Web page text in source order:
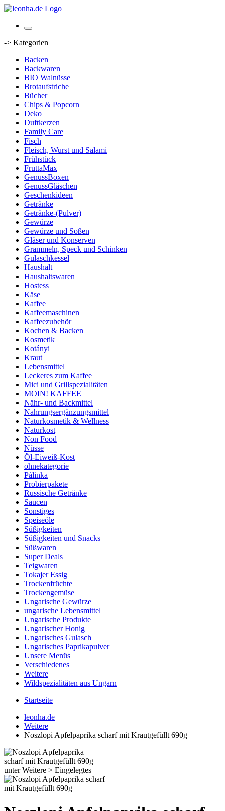
-> Kategorien
Backen
Backwaren
BIO Walnüsse
Brotaufstriche
Bücher
Chips & Popcorn
Deko
Duftkerzen
Family Care
Fisch
Fleisch, Wurst und Salami
Frühstück
FruttaMax
GenussBoxen
GenussGläschen
Geschenkideen
Getränke
Getränke-(Pulver)
Gewürze
Gewürze und Soßen
Gläser und Konserven
Grammeln, Speck und Schinken
Gulaschkessel
Haushalt
Haushaltswaren
Hostess
Käse
Kaffee
Kaffeemaschinen
Kaffeezubehör
Kochen & Backen
Kosmetik
Kotányi
Kraut
Lebensmittel
Leckeres zum Kaffee
Mici und Grillspezialitäten
MOIN! KAFFEE
Nähr- und Backmittel
Nahrungsergänzungsmittel
Naturkosmetik & Wellness
Naturkost
Non Food
Nüsse
Öl-Eiweiß-Kost
ohnekategorie
Pálinka
Probierpakete
Russische Getränke
Saucen
Sonstiges
Speiseöle
Süßigkeiten
Süßigkeiten und Snacks
Süßwaren
Super Deals
Teigwaren
Tokajer Essig
Trockenfrüchte
Trockengemüse
Ungarische Gewürze
ungarische Lebensmittel
Ungarische Produkte
Ungarischer Honig
Ungarisches Gulasch
Ungarisches Paprikapulver
Unsere Menüs
Verschiedenes
Weitere
Wildspezialitäten aus Ungarn
Startseite
leonha.de
Weitere
Noszlopi Apfelpaprika scharf mit Krautgefüllt 690g